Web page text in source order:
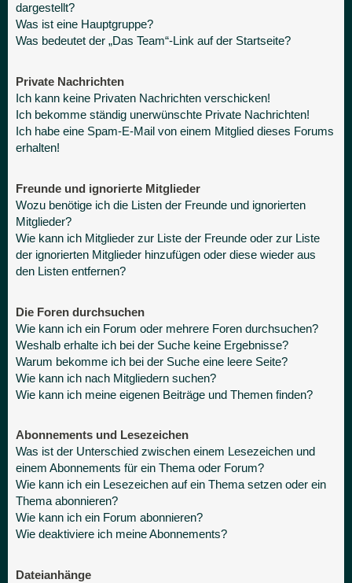
dargestellt?
Was ist eine Hauptgruppe?
Was bedeutet der „Das Team“-Link auf der Startseite?
Private Nachrichten
Ich kann keine Privaten Nachrichten verschicken!
Ich bekomme ständig unerwünschte Private Nachrichten!
Ich habe eine Spam-E-Mail von einem Mitglied dieses Forums
erhalten!
Freunde und ignorierte Mitglieder
Wozu benötige ich die Listen der Freunde und ignorierten
Mitglieder?
Wie kann ich Mitglieder zur Liste der Freunde oder zur Liste
der ignorierten Mitglieder hinzufügen oder diese wieder aus
den Listen entfernen?
Die Foren durchsuchen
Wie kann ich ein Forum oder mehrere Foren durchsuchen?
Weshalb erhalte ich bei der Suche keine Ergebnisse?
Warum bekomme ich bei der Suche eine leere Seite?
Wie kann ich nach Mitgliedern suchen?
Wie kann ich meine eigenen Beiträge und Themen finden?
Abonnements und Lesezeichen
Was ist der Unterschied zwischen einem Lesezeichen und
einem Abonnements für ein Thema oder Forum?
Wie kann ich ein Lesezeichen auf ein Thema setzen oder ein
Thema abonnieren?
Wie kann ich ein Forum abonnieren?
Wie deaktiviere ich meine Abonnements?
Dateianhänge